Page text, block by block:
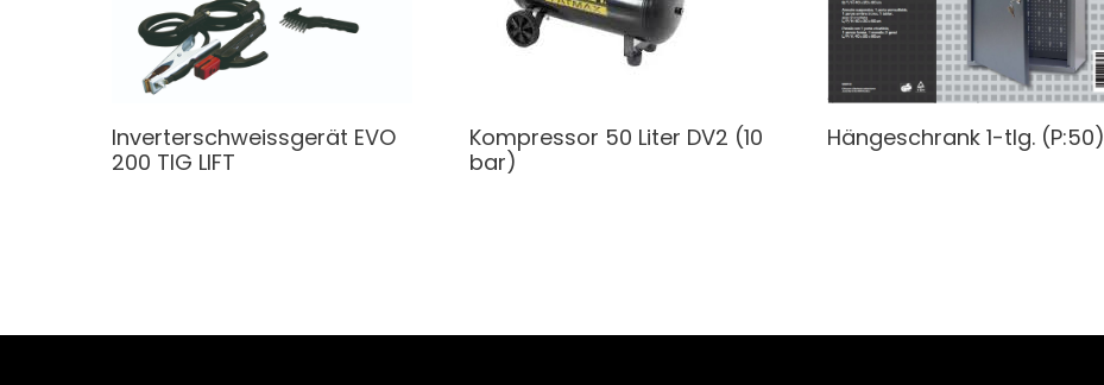
Inverterschweissgerät EVO
200 TIG LIFT
Kompressor 50 Liter DV2 (10
bar)
Hängeschrank 1-tlg. (P:50)